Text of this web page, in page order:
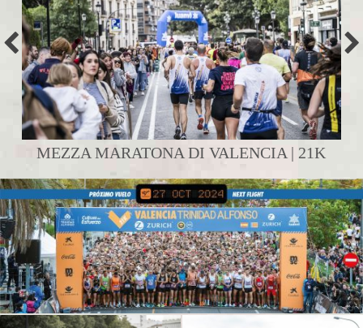
MEZZA MARATONA DI VALENCIA | 21K